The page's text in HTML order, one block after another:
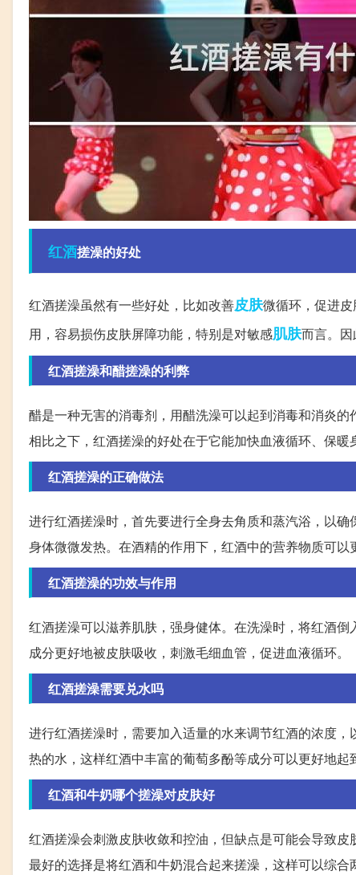
红酒搓澡的好处
红酒搓澡虽然有一些好处，比如改善皮肤微循环，促进
用，容易损伤皮肤屏障功能，特别是对敏感肌肤而言。因
红酒搓澡和醋搓澡的利弊
醋是一种无害的消毒剂，用醋洗澡可以起到消毒和消炎
相比之下，红酒搓澡的好处在于它能加快血液循环、保暖
红酒搓澡的正确做法
进行红酒搓澡时，首先要进行全身去角质和蒸汽浴，以
身体微微发热。在酒精的作用下，红酒中的营养物质可以
红酒搓澡的功效与作用
红酒搓澡可以滋养肌肤，强身健体。在洗澡时，将红酒
成分更好地被皮肤吸收，刺激毛细血管，促进血液循环。
红酒搓澡需要兑水吗
进行红酒搓澡时，需要加入适量的水来调节红酒的浓度
热的水，这样红酒中丰富的葡萄多酚等成分可以更好地起
红酒和牛奶哪个搓澡对皮肤好
红酒搓澡会刺激皮肤收敛和控油，但缺点是可能会导致
最好的选择是将红酒和牛奶混合起来搓澡，这样可以综合